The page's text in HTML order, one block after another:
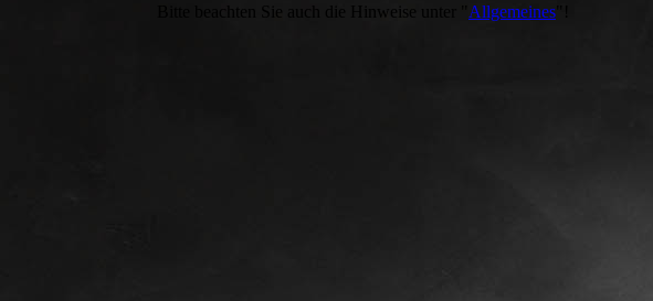
Bitte beachten Sie auch die Hinweise unter " Allgemeines